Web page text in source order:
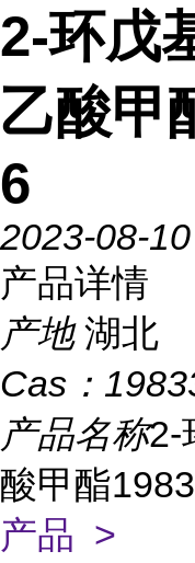
2-环戊
乙酸甲
6
2023-08-10
产品详情
产地 湖北
Cas：
产品名称2-
酸甲酯
产品 >